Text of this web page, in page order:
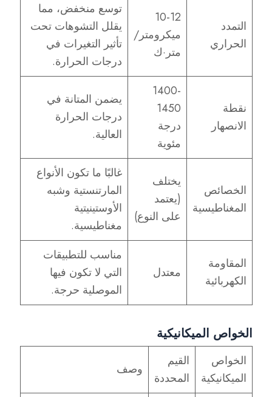
التمدد
الحراري
10-12
ميكرومتر/
متر·ك
توسع منخفض، مما
يقلل التشوهات تحت
تأثير التغيرات في
درجات الحرارة.
نقطة
الانصهار
1400-
1450
درجة
مئوية
يضمن المتانة في
درجات الحرارة
العالية.
الخصائص
المغناطيسية
يختلف
(يعتمد
على النوع)
غالبًا ما تكون الأنواع
المارتنستية وشبه
الأوستينيتية
مغناطيسية.
المقاومة
الكهربائية
معتدل
مناسب للتطبيقات
التي لا تكون فيها
الموصلية حرجة.
الخواص الميكانيكية
الخواص
الميكانيكية
القيم
المحددة
وصف